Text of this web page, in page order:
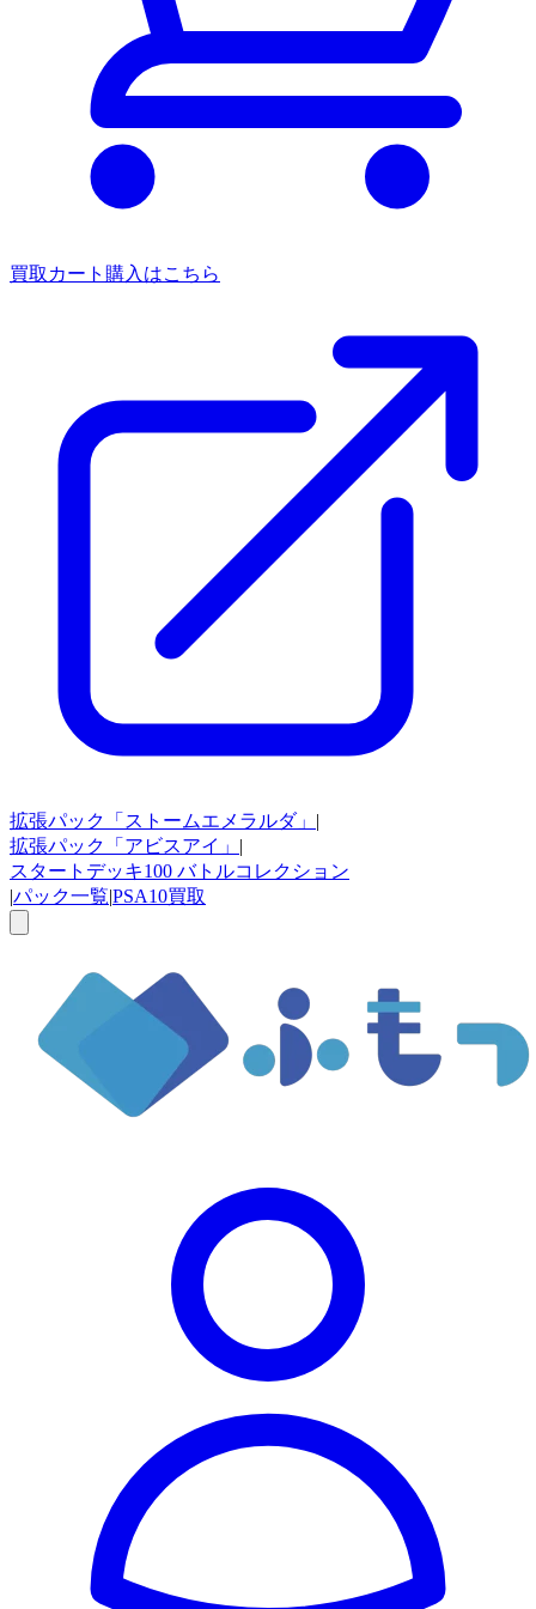
買取カート 購入はこちら
拡張パック 「ストームエメラルダ」 |
拡張パック
「アビスアイ」 |
スタートデッキ100 バトルコレクション
|パック一覧|PSA10買取